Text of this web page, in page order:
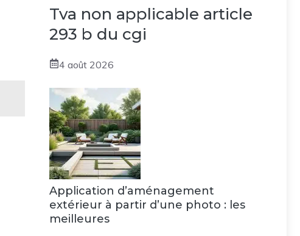
Tva non applicable article
293 b du cgi
4 août 2026
Application d’aménagement
extérieur à partir d’une photo : les
meilleures